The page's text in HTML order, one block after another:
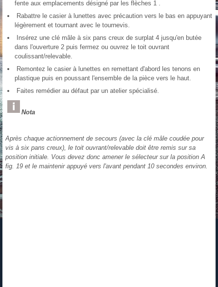
fente aux emplacements désigné par les flèches 1 .
Rabattre le casier à lunettes avec précaution vers le bas en appuyant
légèrement et tournant avec le tournevis.
Insérez une clé mâle à six pans creux de surplat 4 jusqu'en butée
dans l'ouverture 2 puis fermez ou ouvrez le toit ouvrant
coulissant/relevable.
Remontez le casier à lunettes en remettant d'abord les tenons en
plastique puis en poussant l'ensemble de la pièce vers le haut.
Faites remédier au défaut par un atelier spécialisé.
Nota
Après chaque actionnement de secours (avec la clé mâle coudée pour
vis à six pans creux), le toit ouvrant/relevable doit être remis sur sa
position initiale. Vous devez donc amener le sélecteur sur la position A
fig. 19 et le maintenir appuyé vers l'avant pendant 10 secondes environ.